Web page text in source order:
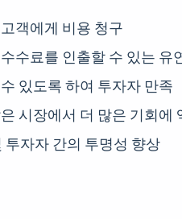
객에게 비용 청구
수료를 인출할 수 있는 유
있도록 하여 투자자 만족
시장에서 더 많은 기회에
자자 간의 투명성 향상